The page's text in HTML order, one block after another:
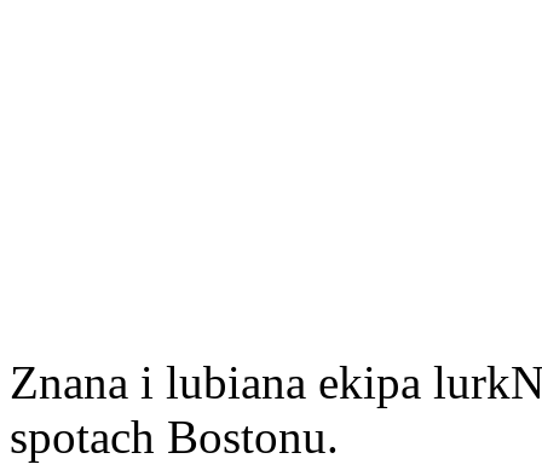
Znana i lubiana ekipa
spotach Bostonu.